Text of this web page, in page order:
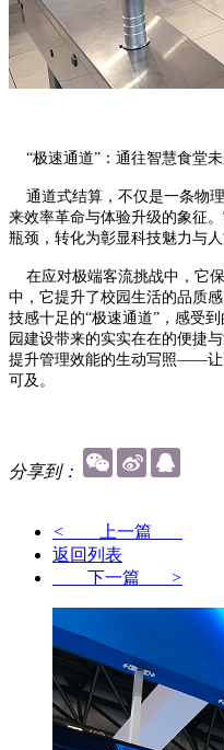
“极速通道”：通往智慧食堂未
通道式结算，不仅是一条物
来效率革命与体验升级的象征
瓶颈，转化为彰显科技魅力与人
在应对极端客流挑战中，它
中，它提升了校园生活的品质
技感十足的“极速通道”，感受
园建设带来的实实在在的便捷
提升管理效能的生动写照——让
可及。
分享到：
< 上一篇
返回列表
下一篇 >